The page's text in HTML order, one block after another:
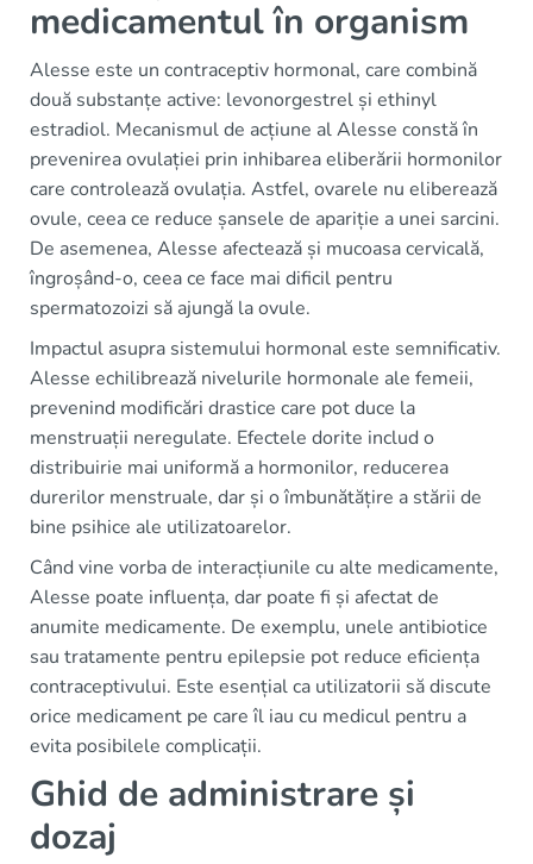
medicamentul în organism
Alesse este un contraceptiv hormonal, care combină
două substanțe active: levonorgestrel și ethinyl
estradiol. Mecanismul de acțiune al Alesse constă în
prevenirea ovulației prin inhibarea eliberării hormonilor
care controlează ovulația. Astfel, ovarele nu eliberează
ovule, ceea ce reduce șansele de apariție a unei sarcini.
De asemenea, Alesse afectează și mucoasa cervicală,
îngroșând-o, ceea ce face mai dificil pentru
spermatozoizi să ajungă la ovule.
Impactul asupra sistemului hormonal este semnificativ.
Alesse echilibrează nivelurile hormonale ale femeii,
prevenind modificări drastice care pot duce la
menstruații neregulate. Efectele dorite includ o
distribuirie mai uniformă a hormonilor, reducerea
durerilor menstruale, dar și o îmbunătățire a stării de
bine psihice ale utilizatoarelor.
Când vine vorba de interacțiunile cu alte medicamente,
Alesse poate influența, dar poate fi și afectat de
anumite medicamente. De exemplu, unele antibiotice
sau tratamente pentru epilepsie pot reduce eficiența
contraceptivului. Este esențial ca utilizatorii să discute
orice medicament pe care îl iau cu medicul pentru a
evita posibilele complicații.
Ghid de administrare și
dozaj